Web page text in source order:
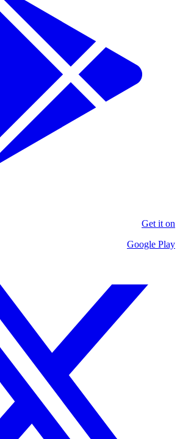
Get it on
Google Play